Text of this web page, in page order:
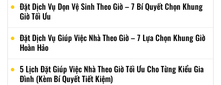
Đặt Dịch Vụ Dọn Vệ Sinh Theo Giờ – 7 Bí Quyết Chọn Khung
Giờ Tối Ưu
Đặt Dịch Vụ Giúp Việc Nhà Theo Giờ – 7 Lựa Chọn Khung Giờ
Hoàn Hảo
5 Lịch Đặt Giúp Việc Nhà Theo Giờ Tối Ưu Cho Từng Kiểu Gia
Đình (Kèm Bí Quyết Tiết Kiệm)